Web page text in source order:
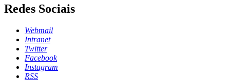
Redes Sociais
Webmail
Intranet
Twitter
Facebook
Instagram
RSS